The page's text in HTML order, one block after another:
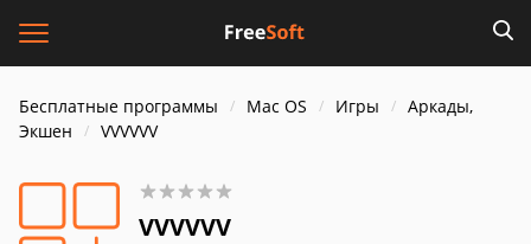
Бесплатные программы Mac OS Игры
Аркады,
Экшен
VVVVVV
VVVVVV